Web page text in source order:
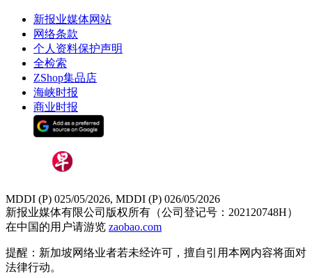
新报业媒体网站
网络条款
个人资料保护声明
全检索
ZShop集品店
海峡时报
商业时报
MDDI (P) 025/05/2026, MDDI (P) 026/05/2026
新报业媒体有限公司版权所有（公司登记号：202120748H）
在中国的用户请游览 zaobao.com
提醒：新加坡网络业者若未经许可，擅自引用本网内容将面对
法律行动。